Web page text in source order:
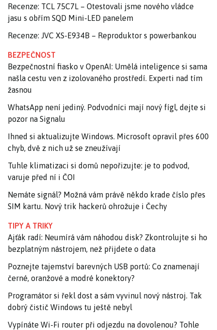
Recenze: TCL 75C7L – Otestovali jsme nového vládce
jasu s obřím SQD Mini-LED panelem
Recenze: JVC XS-E934B – Reproduktor s powerbankou
BEZPEČNOST
Bezpečnostní fiasko v OpenAI: Umělá inteligence si sama
našla cestu ven z izolovaného prostředí. Experti nad tím
žasnou
WhatsApp není jediný. Podvodníci mají nový fígl, dejte si
pozor na Signalu
Ihned si aktualizujte Windows. Microsoft opravil přes 600
chyb, dvě z nich už se zneužívají
Tuhle klimatizaci si domů nepořizujte: je to podvod,
varuje před ní i ČOI
Nemáte signál? Možná vám právě někdo krade číslo přes
SIM kartu. Nový trik hackerů ohrožuje i Čechy
TIPY A TRIKY
Ajťák radí: Neumírá vám náhodou disk? Zkontrolujte si ho
bezplatným nástrojem, než přijdete o data
Poznejte tajemství barevných USB portů: Co znamenají
černé, oranžové a modré konektory?
Programátor si řekl dost a sám vyvinul nový nástroj. Tak
dobrý čistič Windows tu ještě nebyl
Vypínáte Wi-Fi router při odjezdu na dovolenou? Tohle